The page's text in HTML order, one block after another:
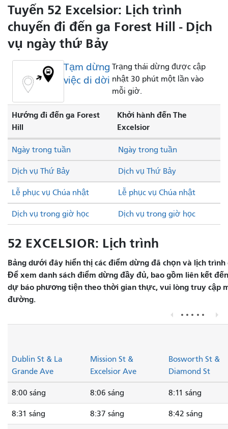
nào
Tuyến 52 Excelsior: Lịch trình
chuyến đi đến ga Forest Hill - Dịch
vụ ngày thứ Bảy
Tạm dừng
việc di dời
Trạng thái dừng được cập
nhật 30 phút một lần vào
mỗi giờ.
Hướng đi đến ga Forest
Hill
Khởi hành đến The
Excelsior
Dịch vụ Thứ Bảy Dịch vụ Thứ Bảy
Lễ phục vụ Chúa nhật Lễ phục vụ Chúa nhật
Ngày trong tuần Ngày trong tuần
Dịch vụ trong giờ học Dịch vụ trong giờ học
52 EXCELSIOR: Lịch trình
Bảng dưới đây hiển thị các điểm dừng đã chọn và lịch
Để xem danh sách điểm dừng đầy đủ, bao gồm liên kết
dự báo phương tiện theo thời gian thực, vui lòng truy cập
đường.
Dublin St & La
Grande Ave
Mission St &
Excelsior Ave
Bosworth St &
Diamond St
8:00 sáng 8:06 sáng 8:11 sáng
8:31 sáng 8:37 sáng 8:42 sáng